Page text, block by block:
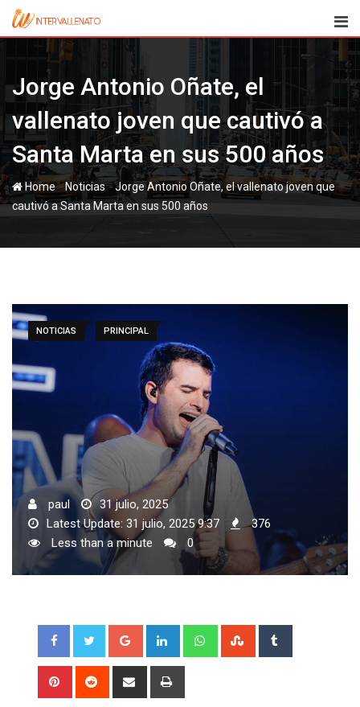
Skip
Jorge Antonio Oñate, el
vallenato joven que cautivó a
Santa Marta en sus 500 años
Home-Noticias-Jorge Antonio Oñate, el vallenato joven que
cautivó a Santa Marta en sus 500 años
NOTICIAS PRINCIPAL
paul
31 julio, 2025
Latest Update: 31 julio, 2025 9:37
376
Less than a minute
0
Google+ LinkedIn WhatsappStumbleUpon
Pinterest Reddit
Share